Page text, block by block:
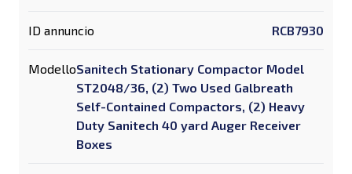
ID annuncio RCB7930
ModelloSanitech Stationary Compactor Model
ST2048/36, (2) Two Used Galbreath
Self-Contained Compactors, (2) Heavy
Duty Sanitech 40 yard Auger Receiver
Boxes